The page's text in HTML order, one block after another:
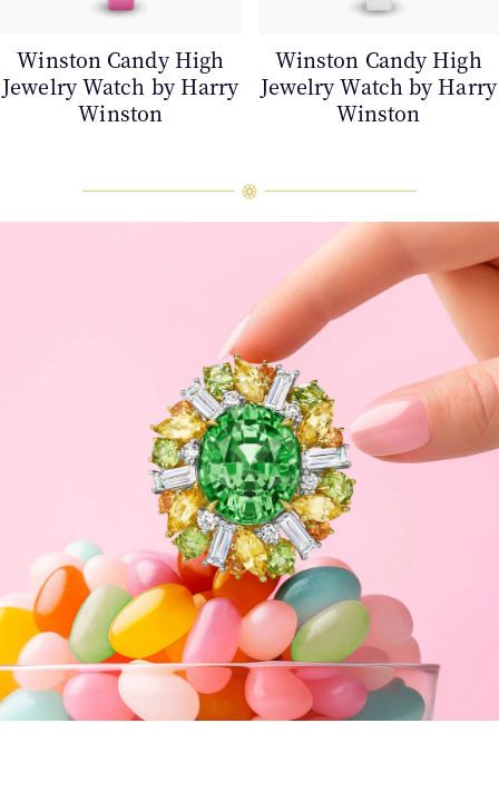
Winston Candy High
Jewelry Watch by Harry
Winston
Winston Candy High
Jewelry Watch by Harry
Winston